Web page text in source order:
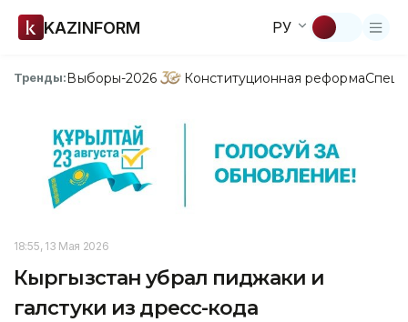
KAZINFORM РУ
Тренды:Выборы-2026 Конституционная реформа
18:55, 13 Мая 2026
Кыргызстан убрал пиджаки и
галстуки из дресс-кода